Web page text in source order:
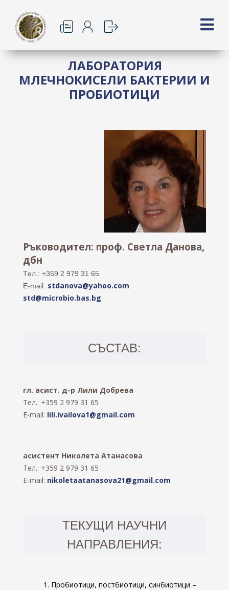
ЛАБОРАТОРИЯ
МЛЕЧНОКИСЕЛИ БАКТЕРИИ И
ПРОБИОТИЦИ
Ръководител: проф. Светла Данова,
дбн
Тeл.: +359 2 979 31 65
E-mail: stdanova@yahoo.com
std@microbio.bas.bg
СЪСТАВ:
гл. асист. д-р Лили Добрева
Тел.: +359 2 979 31 65
E-mail: lili.ivailova1@gmail.com
асистент Николета Атанасова
Тел.: +359 2 979 31 65
E-mail: nikoletaatanasova21@gmail.com
ТЕКУЩИ НАУЧНИ
НАПРАВЛЕНИЯ:
1. Пробиотици, постбиотици, синбиотици –